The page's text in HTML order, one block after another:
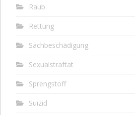
Raub
Rettung
Sachbeschädigung
Sexualstraftat
Sprengstoff
Suizid